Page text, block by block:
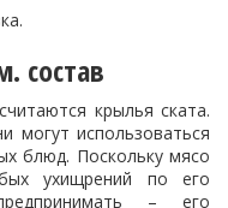
состав
крылья ската.
использоваться
блюд. Поскольку мясо
ухищрений по его
– его